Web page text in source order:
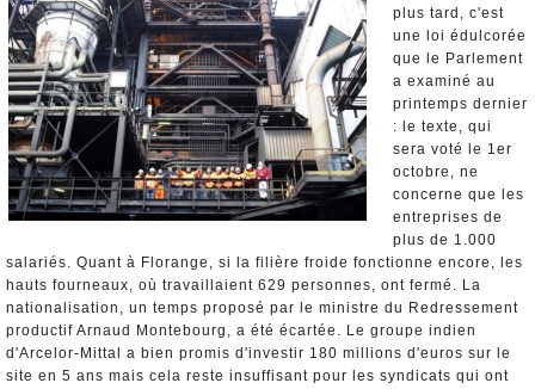
Infos insolites
plus tard, c'est
une loi édulcorée
que le Parlement
a examiné au
printemps dernier
: le texte, qui
sera voté le 1er
octobre, ne
concerne que les
entreprises de
plus de 1.000
salariés. Quant à Florange, si la filière froide fonctionne encore, les
hauts fourneaux, où travaillaient 629 personnes, ont fermé. La
nationalisation, un temps proposé par le ministre du Redressement
productif Arnaud Montebourg, a été écartée. Le groupe indien
d'Arcelor-Mittal a bien promis d'investir 180 millions d'euros sur le
site en 5 ans mais cela reste insuffisant pour les syndicats qui ont